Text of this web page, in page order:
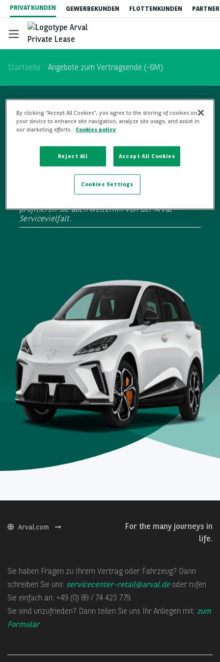
Direkt
zum
Inhalt
PRIVATKUNDEN GEWERBEKUNDEN FLOTTENKUNDEN PARTNER
Gebrauchtwagen-Leasing
Elektromobilität
Vorteile von Privatleasing
Vertragsunterlagen
Startseite Angebote zum Vertragsende (-6M)
Verpassen Sie nicht
unsere Top-Angebote!
Wir bieten Ihnen zum Vertragsende eine spezielle
Auswahl an Angeboten. Wählen Sie einfach Ihr
profitieren Sie auch weiterhin von der Arval
Servicevielfalt.
Arval.com
For the many journeys in
life.
Sie haben Fragen zu Ihrem Vertrag oder Fahrzeug? Dann
schreiben Sie uns: servicecenter-retail@arval.deoder rufen
Sie einfach an: +49 (0) 89 / 74 423 779.
Sie sind unzufrieden? Dann teilen Sie uns Ihr Anliegen mit: zum
Formular
By clicking “Accept All Cookies”, you agree to the storing of cookies on
your device to enhance site navigation, analyze site usage, and assist in
our marketing efforts.
Cookies policy
Reject All Accept All Cookies
Cookies Settings